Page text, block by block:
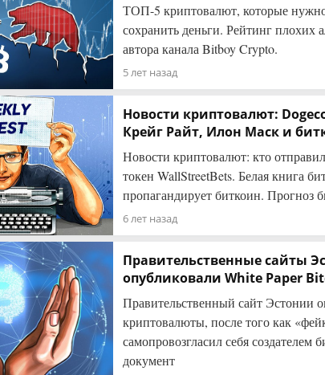
ТОП-5 криптовалют, которые
сохранить деньги. Рейтинг плохих
автора канала Bitboy Crypto.
5 лет назад
Новости криптовалют:
Крейг Райт, Илон Маск и
Новости криптовалют: кто
токен WallStreetBets. Белая книга
пропагандирует биткоин. Прогноз
6 лет назад
Правительственные сайты
опубликовали White Paper
Правительственный сайт Эстонии
криптовалюты, после того как
самопровозгласил себя создателем
документ